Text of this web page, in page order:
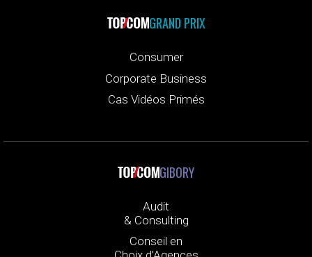
GRAND PRIX
Consumer
Corporate Business
Cas Vidéos Primés
GIBORY
Audit
& Consulting
Conseil en